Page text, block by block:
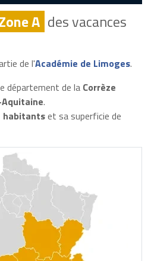
A des vacances
de l'Académie de Limoges.
département de la Corrèze
.
habitantset sa superficie de